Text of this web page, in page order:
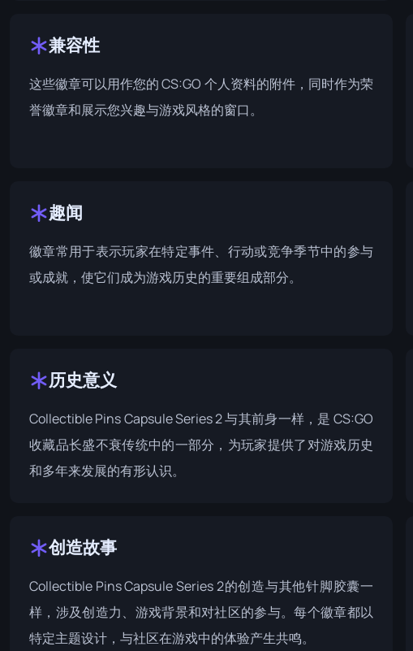
兼容性
这些徽章可以用作您的 CS:GO 个人资料的附件，同时作为荣
誉徽章和展示您兴趣与游戏风格的窗口。
趣闻
徽章常用于表示玩家在特定事件、行动或竞争季节中的参与
或成就，使它们成为游戏历史的重要组成部分。
历史意义
Collectible Pins Capsule Series 2 与其前身一样，是 CS:GO
收藏品长盛不衰传统中的一部分，为玩家提供了对游戏历史
和多年来发展的有形认识。
创造故事
Collectible Pins Capsule Series 2的创造与其他针脚胶囊一
样，涉及创造力、游戏背景和对社区的参与。每个徽章都以
特定主题设计，与社区在游戏中的体验产生共鸣。